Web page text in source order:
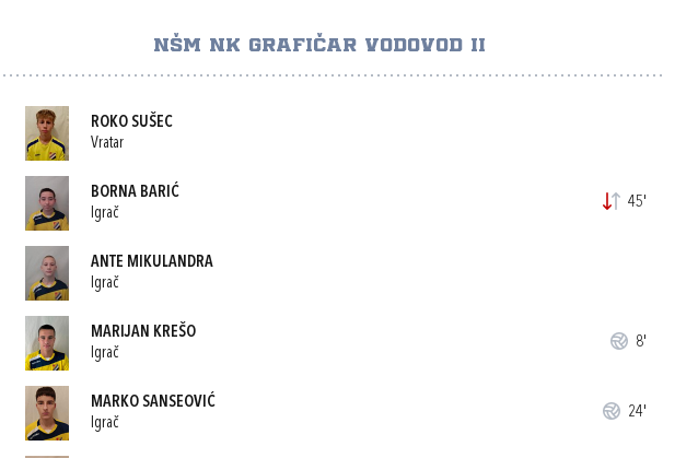
NŠM NK GRAFIČAR VODOVOD II
ROKO SUŠEC
Vratar
BORNA BARIĆ
Igrač
45'
ANTE MIKULANDRA
Igrač
MARIJAN KREŠO
Igrač
8'
MARKO SANSEOVIĆ
Igrač
24'